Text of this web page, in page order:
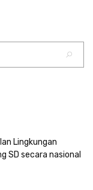
Lingkungan
SD secara nasional